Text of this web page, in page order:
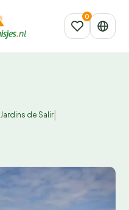
Jardins de Salir